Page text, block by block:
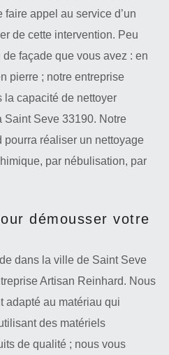
faire appel au service d’un
de cette intervention. Peu
façade que vous avez : en
pierre ; notre entreprise
la capacité de nettoyer
Saint Seve 33190. Notre
réaliser un nettoyage
par nébulisation, par
démousser votre
dans la ville de Saint Seve
Artisan Reinhard. Nous
adapté au matériau qui
des matériels
de qualité ; nous vous